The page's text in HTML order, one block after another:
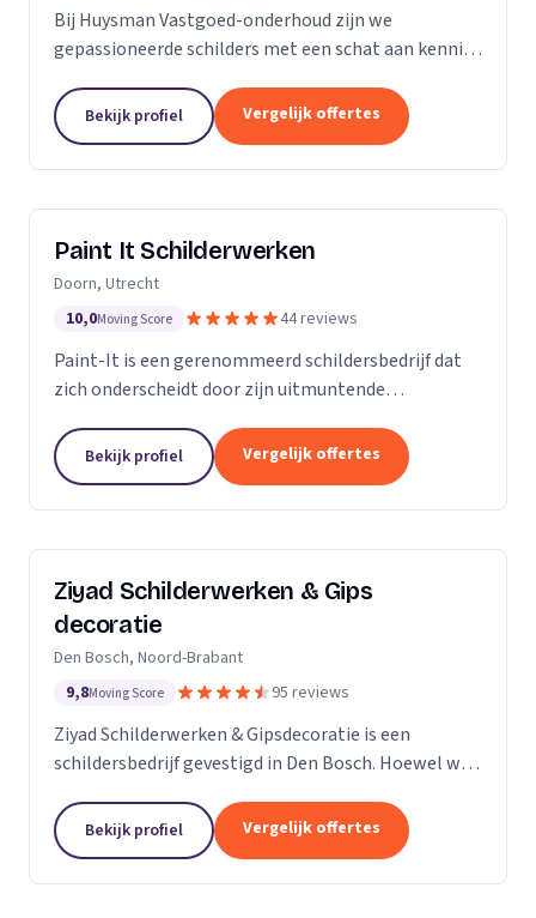
Bij Huysman Vastgoed-onderhoud zijn we
gepassioneerde schilders met een schat aan kennis
diverse projecten en materialen, waardoor we een
breed scala...
Bekijk profiel Vergelijk offertes
Paint It Schilderwerken
Doorn, Utrecht
10,0Moving Score 44 reviews
Paint-It is een gerenommeerd schildersbedrijf dat
zich onderscheidt door zijn uitmuntende
ons werk en streven ernaar om elke klus tot een
succes te...
Bekijk profiel Vergelijk offertes
Ziyad Schilderwerken & Gips
decoratie
Den Bosch, Noord-Brabant
9,8Moving Score 95 reviews
Ziyad Schilderwerken & Gipsdecoratie is een
schildersbedrijf gevestigd in Den Bosch. Hoewel we
vakmensen die al vele jaren actief zijn in de...
Bekijk profiel Vergelijk offertes